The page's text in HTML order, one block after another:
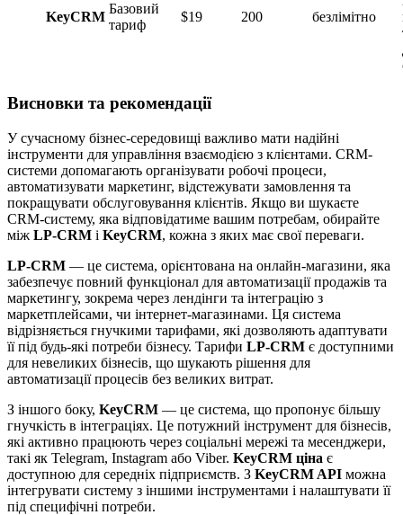
KeyCRM
Базовий
тариф
$19 200 безлімітно
Висновки та рекомендації
У сучасному бізнес-середовищі важливо мати надійні
інструменти для управління взаємодією з клієнтами. CRM-
системи допомагають організувати робочі процеси,
автоматизувати маркетинг, відстежувати замовлення та
покращувати обслуговування клієнтів. Якщо ви шукаєте
CRM-систему, яка відповідатиме вашим потребам, обирайте
між LP-CRM і KeyCRM, кожна з яких має свої переваги.
LP-CRM — це система, орієнтована на онлайн-магазини, яка
забезпечує повний функціонал для автоматизації продажів та
маркетингу, зокрема через лендінги та інтеграцію з
маркетплейсами, чи інтернет-магазинами. Ця система
відрізняється гнучкими тарифами, які дозволяють адаптувати
її під будь-які потреби бізнесу. Тарифи LP-CRM є доступними
для невеликих бізнесів, що шукають рішення для
автоматизації процесів без великих витрат.
З іншого боку, KeyCRM — це система, що пропонує більшу
гнучкість в інтеграціях. Це потужний інструмент для бізнесів,
які активно працюють через соціальні мережі та месенджери,
такі як Telegram, Instagram або Viber. KeyCRM ціна є
доступною для середніх підприємств. З KeyCRM API можна
інтегрувати систему з іншими інструментами і налаштувати її
під специфічні потреби.